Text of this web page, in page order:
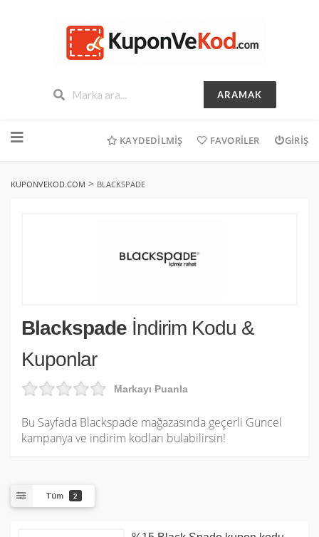
ARAMAK
geç
KAYDEDILMIŞ FAVORILER GIRIŞ
KUPONVEKOD.COM > BLACKSPADE
Blackspade İndirim Kodu &
Kuponlar
Markayı Puanla
Bu Sayfada Blackspade mağazasında geçerli Güncel
kampanya ve indirim kodları bulabilirsin!
Tüm 2